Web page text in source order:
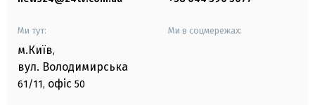
Ми тут:
м.Київ,
вул. Володимирська
61/11, офіс 50
Ми в соцмережах: